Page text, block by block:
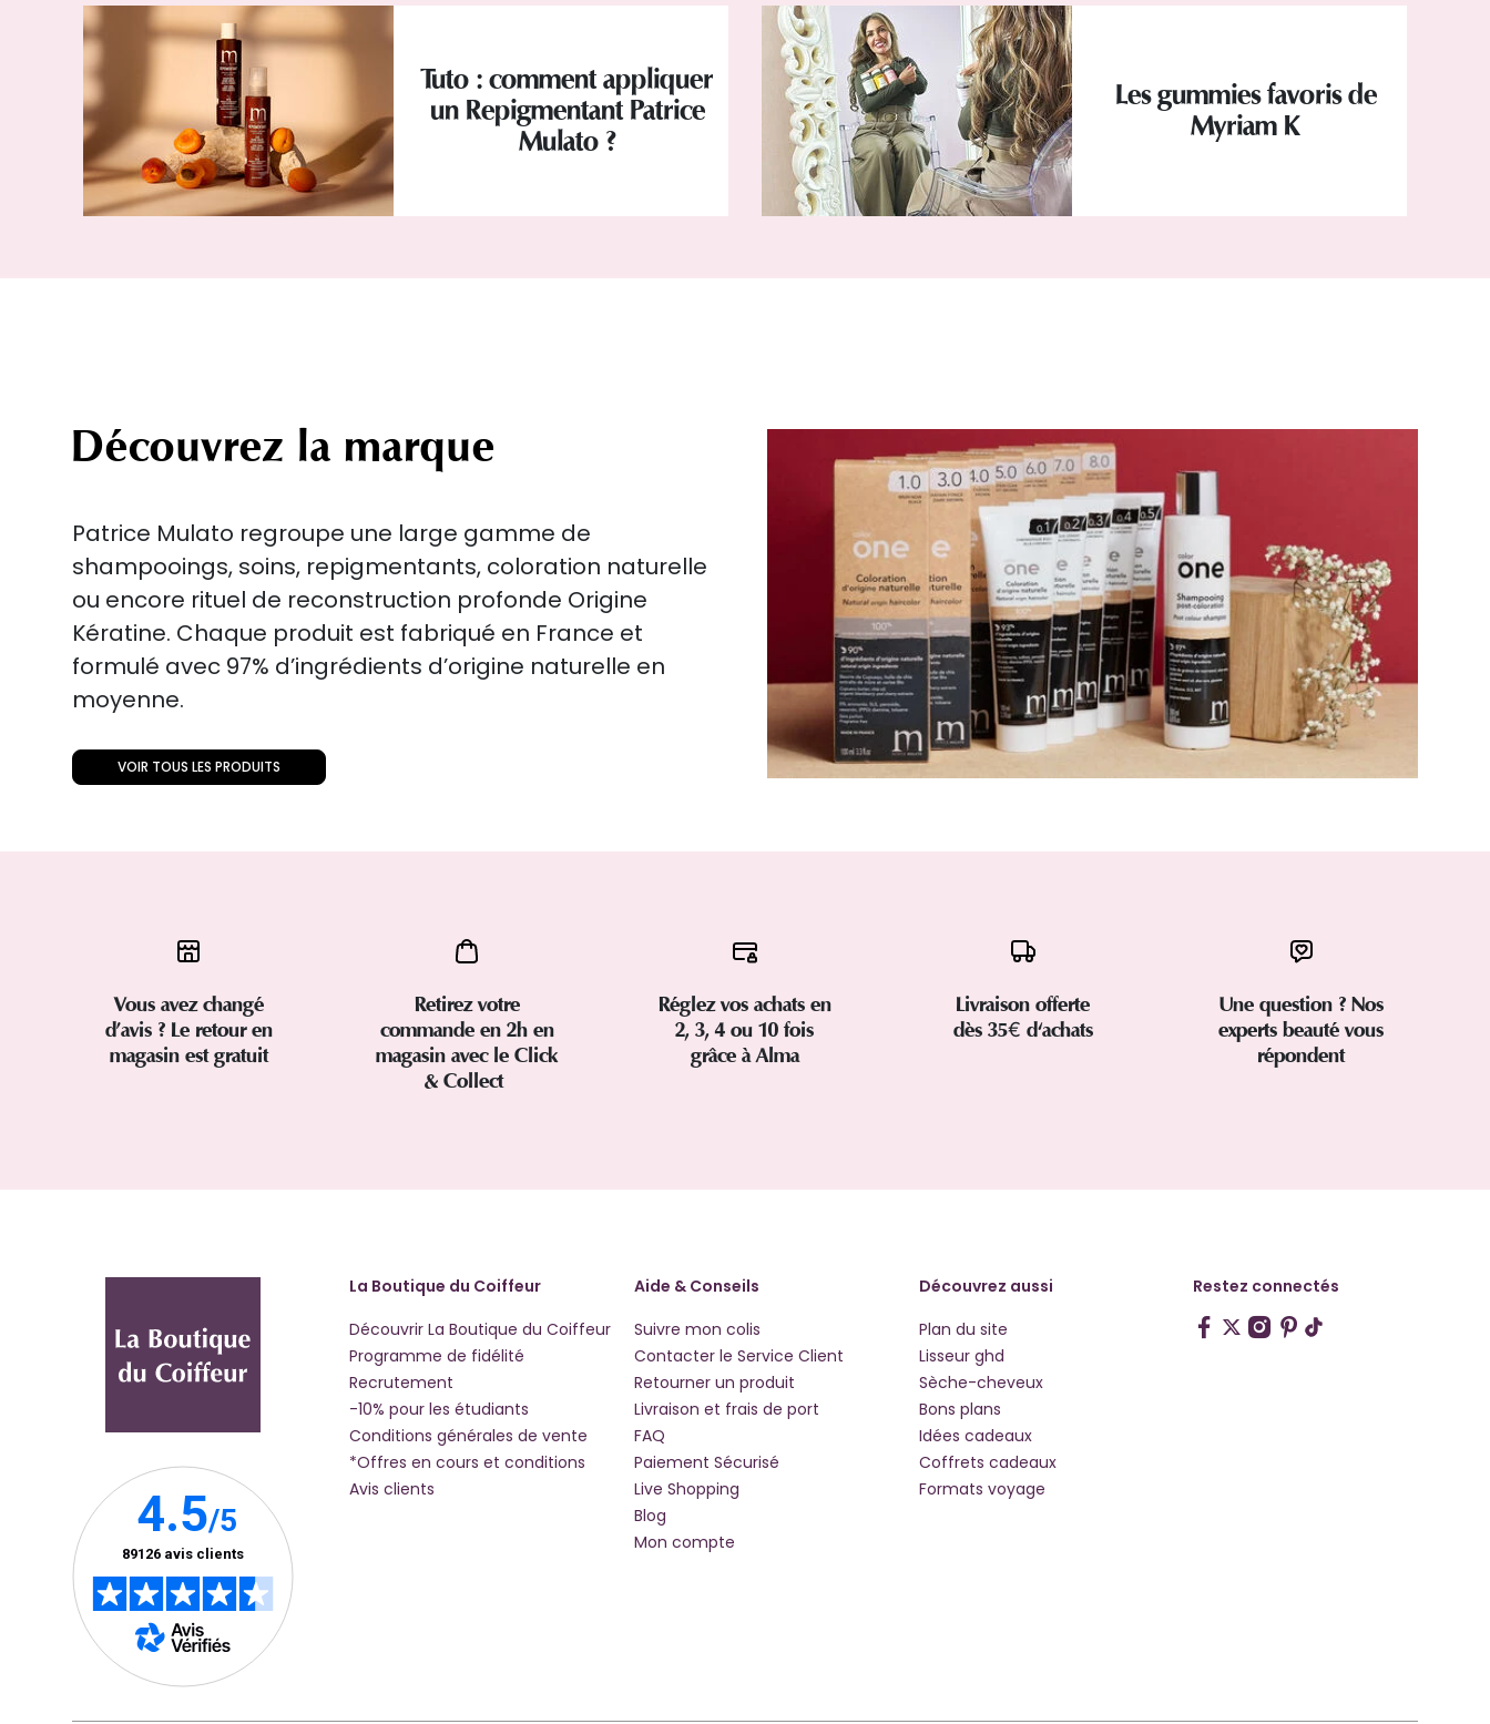
Tuto : comment appliquer
un Repigmentant Patrice
Mulato ?
Les gummies favoris de
Myriam K
Découvrez la marque
Patrice Mulato regroupe une large gamme de
shampooings, soins, repigmentants, coloration naturelle
ou encore rituel de reconstruction profonde Origine
Kératine. Chaque produit est fabriqué en France et
formulé avec 97% d’ingrédients d’origine naturelle en
moyenne.
VOIR TOUS LES PRODUITS
Vous avez changé
d’avis ? Le retour en
magasin est gratuit
Retirez votre
commande en 2h en
magasin avec le Click
& Collect
Réglez vos achats en
2, 3, 4 ou 10 fois
grâce à Alma
Livraison offerte
dès 35€ d'achats
Une question ? Nos
experts beauté vous
répondent
La Boutique du Coiffeur
Découvrir La Boutique du Coiffeur
Programme de fidélité
Recrutement
-10% pour les étudiants
Conditions générales de vente
*Offres en cours et conditions
Avis clients
Aide & Conseils
Suivre mon colis
Contacter le Service Client
Retourner un produit
Livraison et frais de port
FAQ
Paiement Sécurisé
Live Shopping
Blog
Mon compte
Découvrez aussi
Plan du site
Lisseur ghd
Sèche-cheveux
Bons plans
Idées cadeaux
Coffrets cadeaux
Formats voyage
Restez connectés